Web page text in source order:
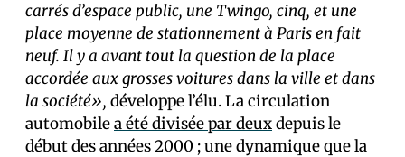
carrés d’espace public, une Twingo, cinq, et une
place moyenne de stationnement à Paris en fait
neuf. Il y a avant tout la question de la place
accordée aux grosses voitures dans la ville et dans
la société», développe l’élu. La circulation
automobilea été divisée par deuxdepuis le
début des années 2000 ; une dynamique que la